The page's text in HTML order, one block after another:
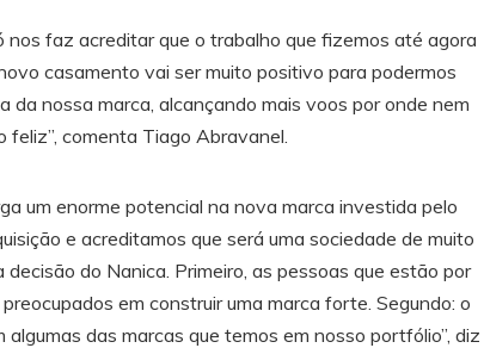
nos faz acreditar que o trabalho que fizemos até agora
casamento vai ser muito positivo para podermos
nossa marca, alcançando mais voos por onde nem
feliz”, comenta Tiago Abravanel.
um enorme potencial na nova marca investida pelo
e acreditamos que será uma sociedade de muito
do Nanica. Primeiro, as pessoas que estão por
em construir uma marca forte. Segundo: o
das marcas que temos em nosso portfólio”, diz